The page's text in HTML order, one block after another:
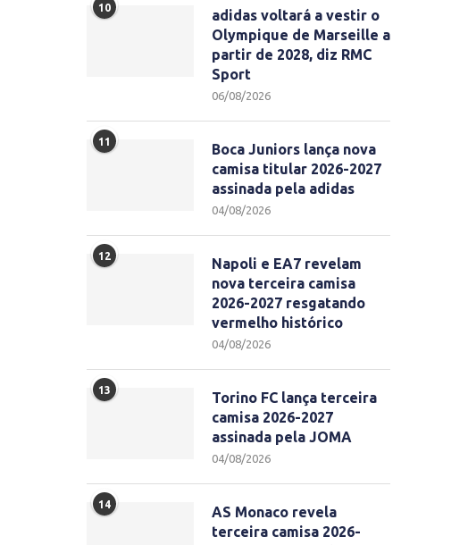
10
adidas voltará a vestir o
Olympique de Marseille a
partir de 2028, diz RMC
Sport
06/08/2026
11
Boca Juniors lança nova
camisa titular 2026-2027
assinada pela adidas
04/08/2026
12
Napoli e EA7 revelam
nova terceira camisa
2026-2027 resgatando
vermelho histórico
04/08/2026
13
Torino FC lança terceira
camisa 2026-2027
assinada pela JOMA
04/08/2026
14
AS Monaco revela
terceira camisa 2026-